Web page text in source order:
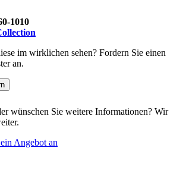
1010
im wirklichen sehen? Fordern Sie einen
an.
wünschen Sie weitere Informationen? Wir
Angebot an